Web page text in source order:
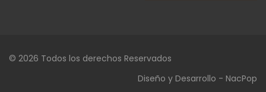
© 2026 Todos los derechos Reservados
Diseño y Desarrollo - NacPop